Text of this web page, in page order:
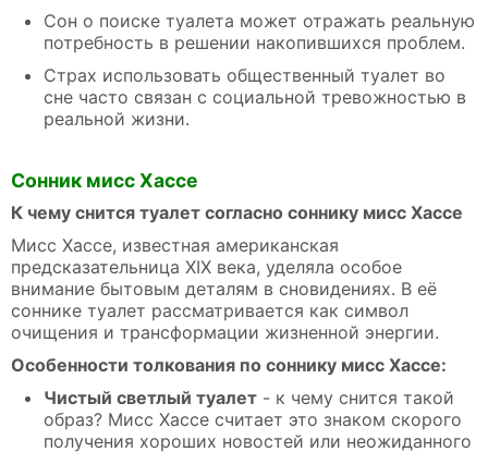
Сон о поиске туалета может отражать реальную
потребность в решении накопившихся проблем.
Страх использовать общественный туалет во
сне часто связан с социальной тревожностью в
реальной жизни.
Сонник мисс Хассе
К чему снится туалет согласно соннику мисс Хассе
Мисс Хассе, известная американская
предсказательница XIX века, уделяла особое
внимание бытовым деталям в сновидениях. В её
соннике туалет рассматривается как символ
очищения и трансформации жизненной энергии.
Особенности толкования по соннику мисс Хассе:
Чистый светлый туалет - к чему снится такой
образ? Мисс Хассе считает это знаком скорого
получения хороших новостей или неожиданного